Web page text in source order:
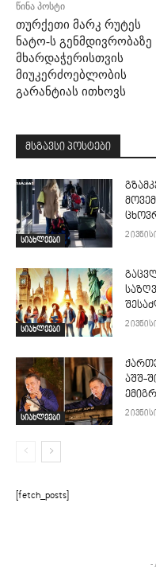
წინა პოსტი
თურქეთი მარკ რუტეს
ნატო-ს გენმდივრობაზე
მხარდაჭერისთვის
მიუკერძოებლობის
გარანტიას ითხოვს
მსგავსი პოსტები
სიახლეები
2
სიახლეები
2
სიახლეები
აშშ-
2
[fetch_posts]
-